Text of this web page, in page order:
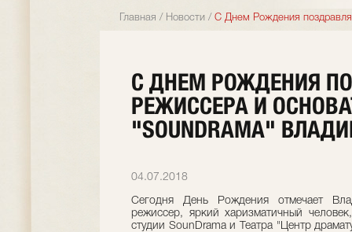
Главная / Новости / С Днем Рождения
С ДНЕМ РОЖДЕНИЯ
РЕЖИССЕРА И
"SOUNDRAMA"
04.07.2018
Сегодня День Рождения отмечает
режиссер, яркий харизматичный
студии SounDrama и Театра "Центр